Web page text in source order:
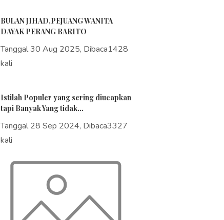
BULAN JIHAD,PEJUANG WANITA
DAYAK PERANG BARITO
Tanggal 30 Aug 2025, Dibaca1428
kali
Istilah Populer yang sering diucapkan
tapi Banyak Yang tidak...
Tanggal 28 Sep 2024, Dibaca3327
kali